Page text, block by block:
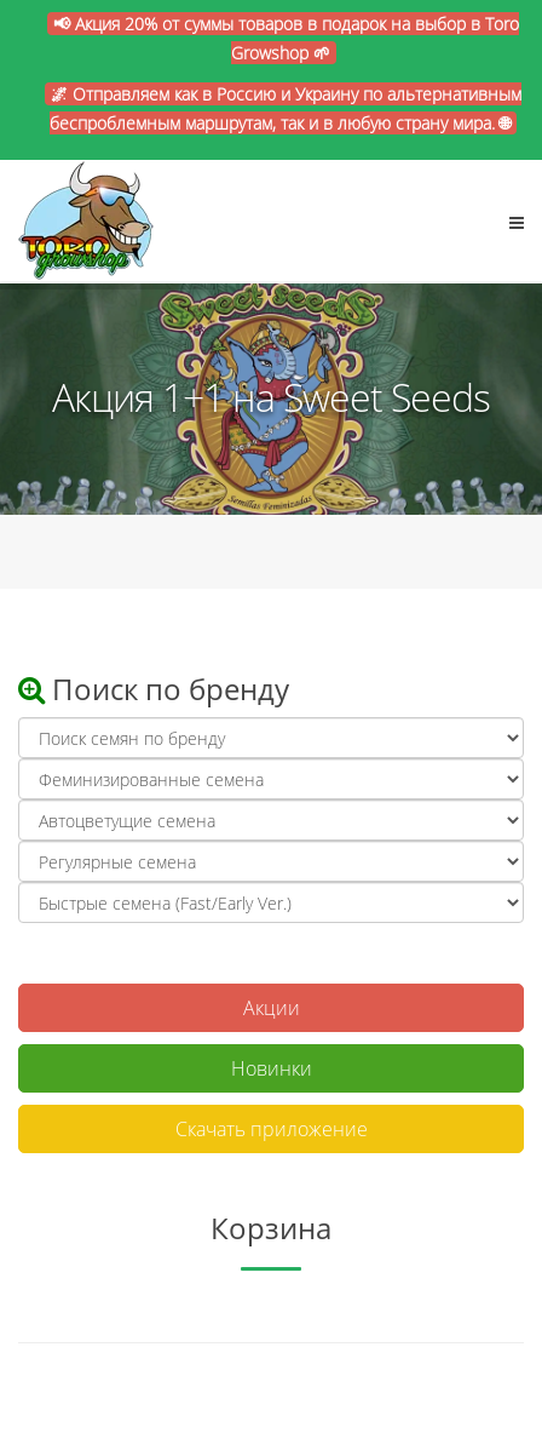
📢 Акция 20% от суммы товаров в подарок на выбор в Toro
Growshop 🌱
🌌 Отправляем как в Россию и Украину по альтернативным
беспроблемным маршрутам, так и в любую страну мира. 🌐
Акция 1+1 на Sweet Seeds
Поиск по бренду
Акции
Новинки
Скачать приложение
Корзина